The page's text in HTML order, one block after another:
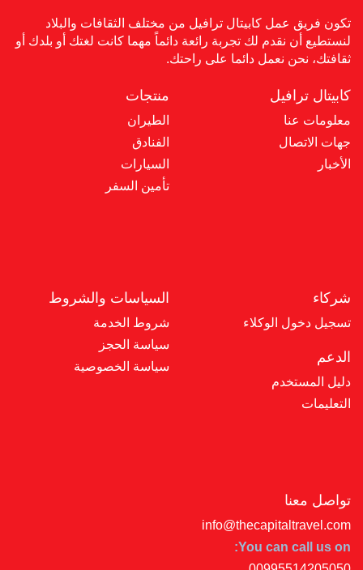
تكون فريق عمل كابيتال ترافيل من مختلف الثقافات والبلاد
لنستطيع أن نقدم لك تجربة رائعة دائماً مهما كانت لغتك أو بلدك أو
ثقافتك، نحن نعمل دائما على راحتك.
كابيتال ترافيل
معلومات عنا
جهات الاتصال
الأخبار
منتجات
الطيران
الفنادق
السيارات
تأمين السفر
شركاء
تسجيل دخول الوكلاء
الدعم
دليل المستخدم
التعليمات
السياسات والشروط
شروط الخدمة
سياسة الحجز
سياسة الخصوصية
تواصل معنا
info@thecapitaltravel.com
You can call us on: